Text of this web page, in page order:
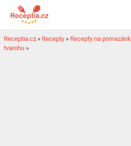
Receptia.cz » Recepty » Recepty na
tvarohu »